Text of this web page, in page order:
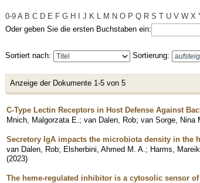
0-9 A B C D E F G H J K L M N O P Q R S T U V W X
Oder geben Sie die ersten Buchstaben ein:
Sortiert nach: Sortierung:
Anzeige der Dokumente 1-5 von 5
C-Type Lectin Receptors in Host Defense Against
Mnich, Malgorzata E. ; van Dalen, Rob; van Sorge, Nina
Secretory IgA impacts the microbiota density in the
van Dalen, Rob; Elsherbini, Ahmed M. A. ; Harms,
(2023)
The heme-regulated inhibitor is a cytosolic sensor